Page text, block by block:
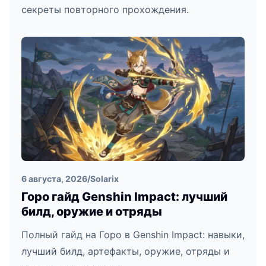
секреты повторного прохождения.
6 августа, 2026/Solarix
Горо гайд Genshin Impact: лучший
билд, оружие и отряды
Полный гайд на Горо в Genshin Impact: навыки,
лучший билд, артефакты, оружие, отряды и